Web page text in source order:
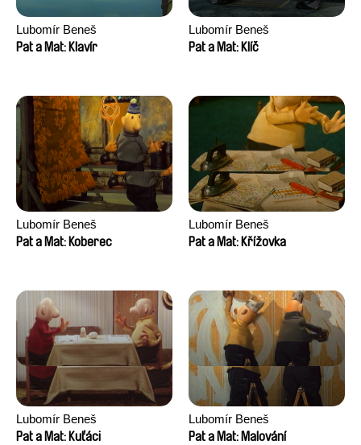
Lubomír Beneš
Pat a Mat: Klavír
Lubomír Beneš
Pat a Mat: Klíč
Lubomír Beneš
Pat a Mat: Koberec
Lubomír Beneš
Pat a Mat: Křížovka
Lubomír Beneš
Pat a Mat: Kuťáci
Lubomír Beneš
Pat a Mat: Malování